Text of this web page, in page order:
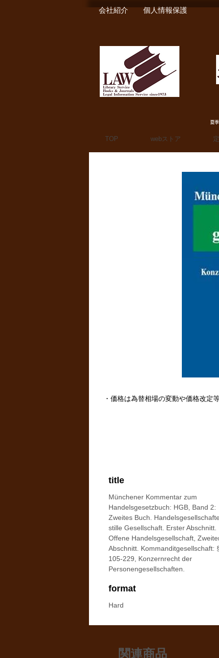
会社紹介 個人情報保護
夏
TOP webストア
title
Münchener Kommentar zum
Handelsgesetzbuch: HGB, Band 2:
Zweites Buch.
stille Gesellschaft. Erster Abschnitt.
Offene Handelsgesellschaft,
Abschnitt. Kommanditgesellschaft:
105-229, Konzernrecht der
Personengesellschaften.
format
Hard
・価格は為替相場の変動や価格改定
関連商品